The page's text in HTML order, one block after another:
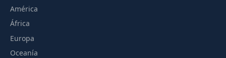
América
África
Europa
Oceanía